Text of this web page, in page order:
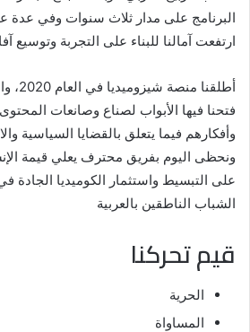
البرنامج على مدار ثلاث سنوات وفي عدة
ارتفعت آمالنا للبناء على التجربة وتوسيع
أطلقنا
فتحنا فيها الأبواب لصناع وصانعات
وأفكارهم فيما يتعلق بالقضايا السياسية
ونحظى اليوم بفريق محترف يعلي قيمة
على التبسيط واستثمار الكوميديا الجادة
الشباب الناطقين بالعربية
قيم تحركنا
الحرية
المساواة